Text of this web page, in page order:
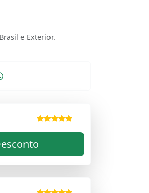
e Exterior.